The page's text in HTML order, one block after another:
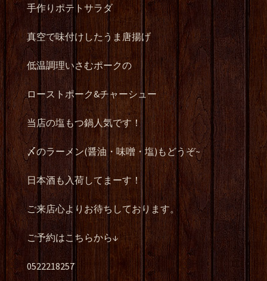
手作りポテトサラダ
真空で味付けしたうま唐揚げ
低温調理いさむポークの
ローストポーク&チャーシュー
当店の塩もつ鍋人気です！
〆のラーメン(醤油・味噌・塩)もどうぞ~
日本酒も入荷してまーす！
ご来店心よりお待ちしております。
ご予約はこちらから↓
0522218257